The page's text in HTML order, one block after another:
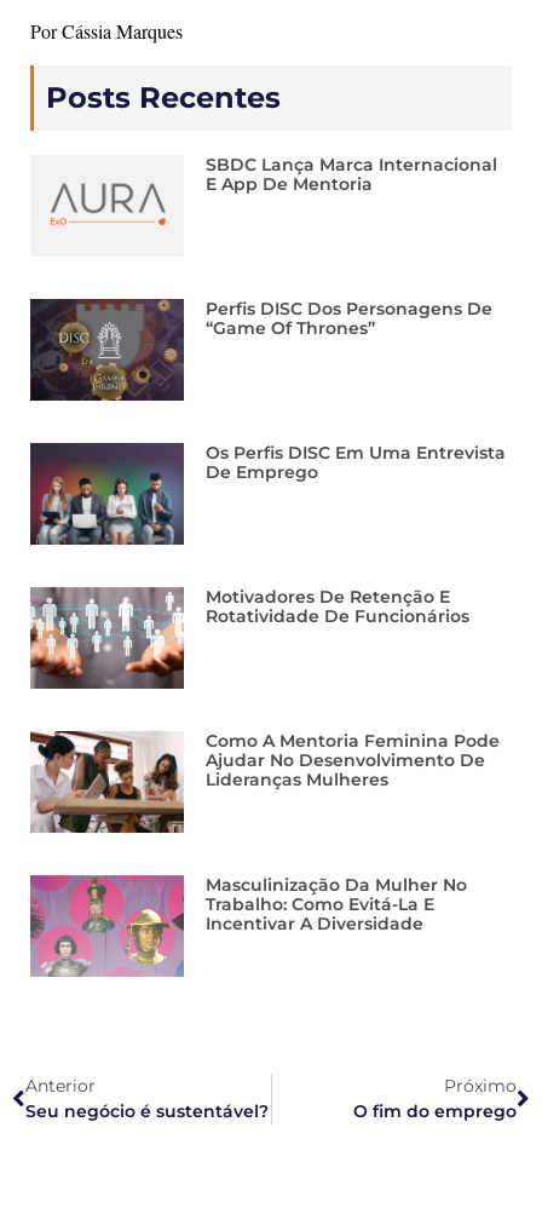
Por Cássia Marques
Posts Recentes
SBDC Lança Marca Internacional
E App De Mentoria
Perfis DISC Dos Personagens De
“Game Of Thrones”
Os Perfis DISC Em Uma Entrevista
De Emprego
Motivadores De Retenção E
Rotatividade De Funcionários
Como A Mentoria Feminina Pode
Ajudar No Desenvolvimento De
Lideranças Mulheres
Masculinização Da Mulher No
Trabalho: Como Evitá-La E
Incentivar A Diversidade
Anterior
Seu negócio é sustentável?
Próximo
O fim do emprego